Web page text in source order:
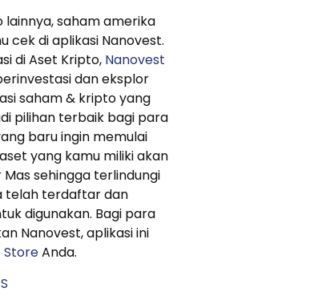
saham amerika
cek di aplikasi Nanovest.
di Aset Kripto, Nanovest
dan eksplor
saham & kripto yang
pilihan terbaik bagi para
baru ingin memulai
yang kamu miliki akan
sehingga terlindungi
telah terdaftar dan
digunakan. Bagi para
Nanovest, aplikasi ini
StoreAnda.